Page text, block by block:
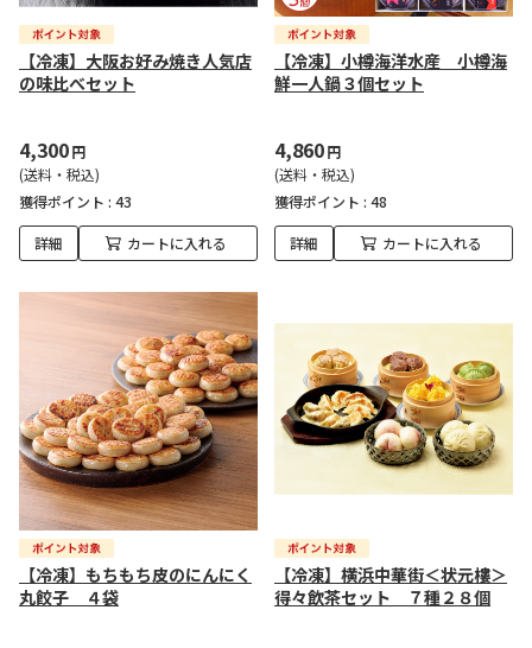
【冷凍】大阪お好み焼き人気店
の味比べセット
4,300円
(送料・税込)
獲得ポイント : 43
詳細 カートに入れる
【冷凍】小樽海洋水産 小樽海
鮮一人鍋３個セット
4,860円
(送料・税込)
獲得ポイント : 48
詳細 カートに入れる
【冷凍】もちもち皮のにんにく
丸餃子 ４袋
【冷凍】横浜中華街＜状元樓＞
得々飲茶セット ７種２８個